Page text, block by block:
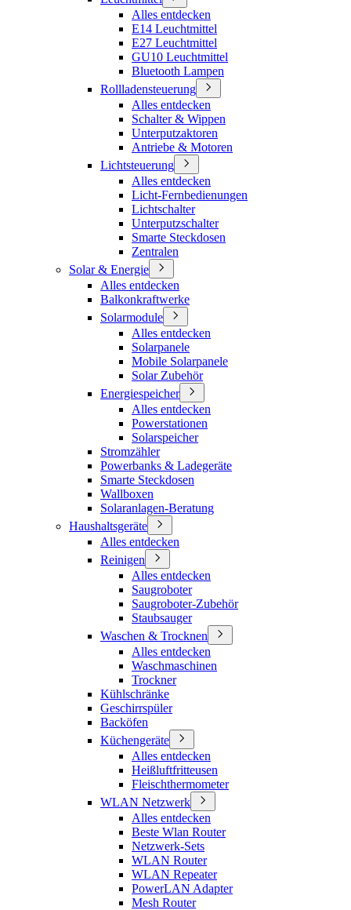
Alles entdecken
E14 Leuchtmittel
E27 Leuchtmittel
GU10 Leuchtmittel
Bluetooth Lampen
Rollladensteuerung
Alles entdecken
Schalter & Wippen
Unterputzaktoren
Antriebe & Motoren
Lichtsteuerung
Alles entdecken
Licht-Fernbedienungen
Lichtschalter
Unterputzschalter
Smarte Steckdosen
Zentralen
Solar & Energie
Alles entdecken
Balkonkraftwerke
Solarmodule
Alles entdecken
Solarpanele
Mobile Solarpanele
Solar Zubehör
Energiespeicher
Alles entdecken
Powerstationen
Solarspeicher
Stromzähler
Powerbanks & Ladegeräte
Smarte Steckdosen
Wallboxen
Solaranlagen-Beratung
Haushaltsgeräte
Alles entdecken
Reinigen
Alles entdecken
Saugroboter
Saugroboter-Zubehör
Staubsauger
Waschen & Trocknen
Alles entdecken
Waschmaschinen
Trockner
Kühlschränke
Geschirrspüler
Backöfen
Küchengeräte
Alles entdecken
Heißluftfritteusen
Fleischthermometer
WLAN Netzwerk
Alles entdecken
Beste Wlan Router
Netzwerk-Sets
WLAN Router
WLAN Repeater
PowerLAN Adapter
Mesh Router